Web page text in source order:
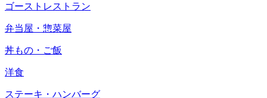
ゴーストレストラン
弁当屋・惣菜屋
丼もの・ご飯
洋食
ステーキ・ハンバーグ